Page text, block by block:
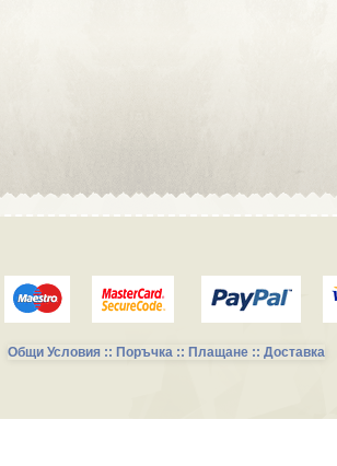
Общи Условия :: Поръчка :: Плащане :: Доставка